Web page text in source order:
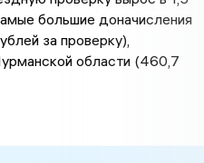
большие доначисления
за проверку),
области (460,7